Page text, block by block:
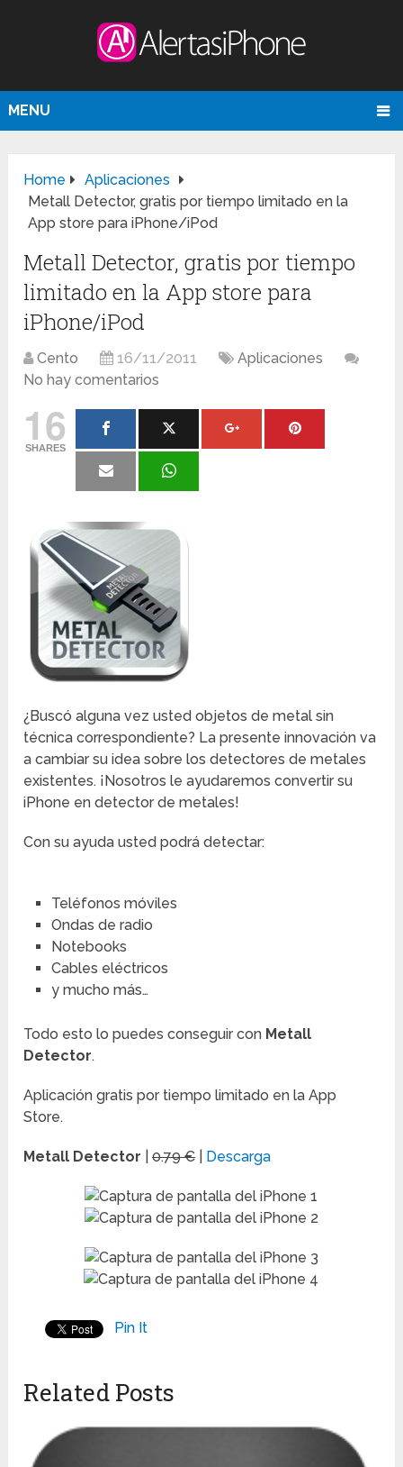
MENU
Home
Aplicaciones
Metall Detector, gratis por tiempo limitado en la
App store para iPhone/iPod
Metall Detector, gratis por tiempo
limitado en la App store para
iPhone/iPod
Cento 16/11/2011
Aplicaciones
No hay comentarios
16
SHARES
¿Buscó alguna vez usted objetos de metal sin
técnica correspondiente? La presente innovación va
a cambiar su idea sobre los detectores de metales
existentes. ¡Nosotros le ayudaremos convertir su
iPhone en detector de metales!
Con su ayuda usted podrá detectar:
Teléfonos móviles
Ondas de radio
Notebooks
Cables eléctricos
y mucho más…
Todo esto lo puedes conseguir con Metall
Detector.
Aplicación gratis por tiempo limitado en la App
Store.
Metall Detector |0.79 € Descarga
Pin It
Related Posts